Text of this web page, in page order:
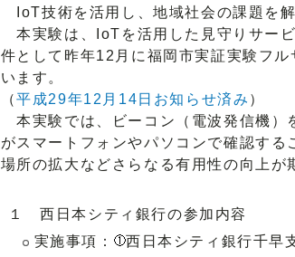
IoT技術を活用し、地域社会の課題を
本実験は、IoTを活用した見守りサー
件として昨年12月に福岡市実証実験フ
います。
（平成29年12月14日お知らせ済み ）
本実験では、ビーコン（電波発信機）
がスマートフォンやパソコンで確認す
場所の拡大などさらなる有用性の向上が
１ 西日本シティ銀行の参加内容
実施事項：
西日本シティ銀行千早